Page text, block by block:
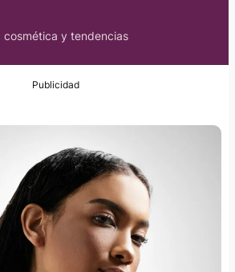
cosmética y tendencias